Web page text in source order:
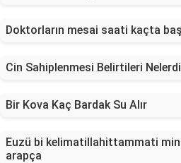
Doktorların mesai saati kaçta
Cin Sahiplenmesi Belirtileri
Bir Kova Kaç Bardak Su Alır
Euzü bi kelimatillahittammati
arapça